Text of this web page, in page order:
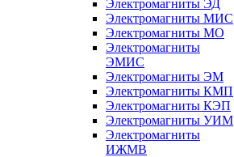
Электромагниты ЭД
Электромагниты МИС
Электромагниты МО
Электромагниты
ЭМИС
Электромагниты ЭМ
Электромагниты КМП
Электромагниты КЭП
Электромагниты УИМ
Электромагниты
ИЖМВ